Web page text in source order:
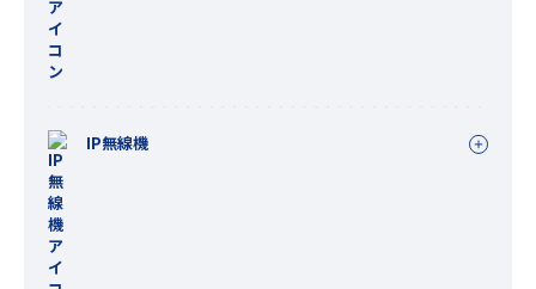
IP無線機